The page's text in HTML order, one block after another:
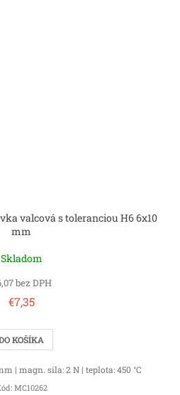
valcová s toleranciou H6 6x10
mm
Skladom
bez DPH
€7,35
KOŠÍKA
| magn. sila: 2 N | teplota: 450 °C
MC10262